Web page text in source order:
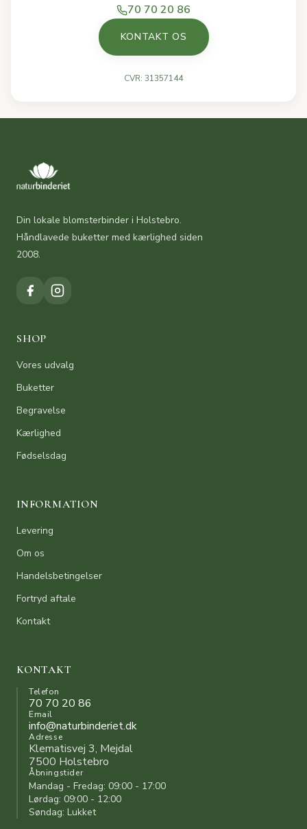
70 70 20 86
KONTAKT OS
CVR: 31357144
Din lokale blomsterbinder i Holstebro.
Håndlavede buketter med kærlighed siden
2008.
SHOP
Vores udvalg
Buketter
Begravelse
Kærlighed
Fødselsdag
INFORMATION
Levering
Om os
Handelsbetingelser
Fortryd aftale
Kontakt
KONTAKT
Telefon
70 70 20 86
Email
info@naturbinderiet.dk
Adresse
Klematisvej 3, Mejdal
7500 Holstebro
Åbningstider
Mandag - Fredag: 09:00 - 17:00
Lørdag: 09:00 - 12:00
Søndag: Lukket